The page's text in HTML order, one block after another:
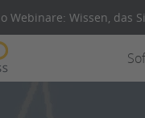
Webinare: Wissen, das